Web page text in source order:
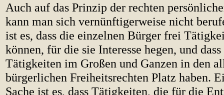
Auch auf das Prinzip der rechten
kann man sich vernünftigerweise nicht
ist es, dass die einzelnen Bürger frei
können, für die sie Interesse hegen, und dass
Tätigkeiten im Großen und Ganzen in den
bürgerlichen Freiheitsrechten Platz haben.
Sache ist es, dass Tätigkeiten, die für die